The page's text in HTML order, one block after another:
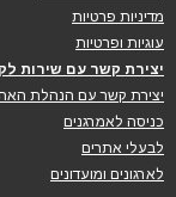
מדיניות פרטיות
עוגיות ופרטיות
יצירת קשר עם שירות
יצירת קשר עם הנהלת
כניסה לאמרגנים
לבעלי אתרים
לארגונים ומועדונים